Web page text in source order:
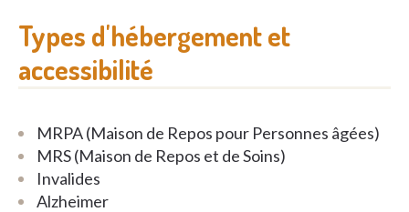
Types d'hébergement et
accessibilité
MRPA (Maison de Repos pour Personnes âgées)
MRS (Maison de Repos et de Soins)
Invalides
Alzheimer